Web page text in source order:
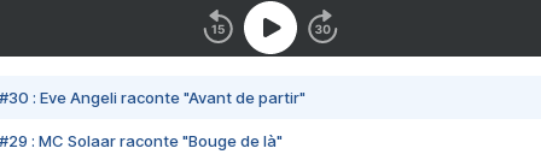
#30 : Eve Angeli raconte "Avant de partir"
#29 : MC Solaar raconte "Bouge de là"